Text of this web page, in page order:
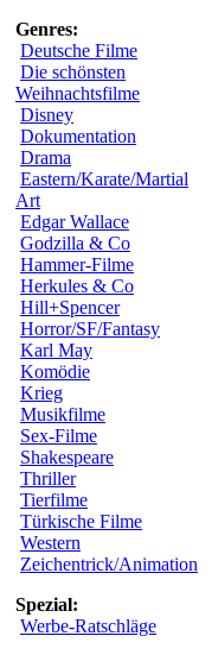
Genres:
Deutsche Filme
Die schönsten
Weihnachtsfilme
Disney
Dokumentation
Drama
Eastern/Karate/Martial
Art
Edgar Wallace
Godzilla & Co
Hammer-Filme
Herkules & Co
Hill+Spencer
Horror/SF/Fantasy
Karl May
Komödie
Krieg
Musikfilme
Sex-Filme
Shakespeare
Thriller
Tierfilme
Türkische Filme
Western
Zeichentrick/Animation
Spezial:
Werbe-Ratschläge